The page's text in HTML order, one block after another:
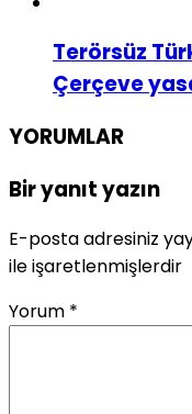
Terörsüz
Çerçeve
YORUMLAR
Bir yanıt yazın
E-posta adresiniz
ile işaretlenmişlerdir
Yorum *